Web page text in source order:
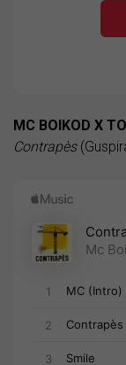
MC BOIKOD X
Contrapès